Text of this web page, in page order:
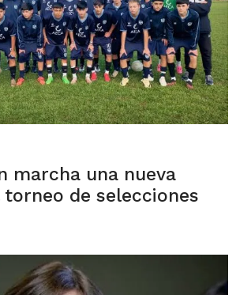
marcha una nueva
de selecciones